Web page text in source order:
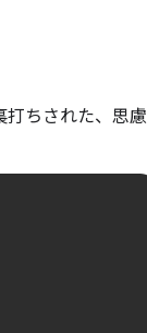
打ちされた、思慮